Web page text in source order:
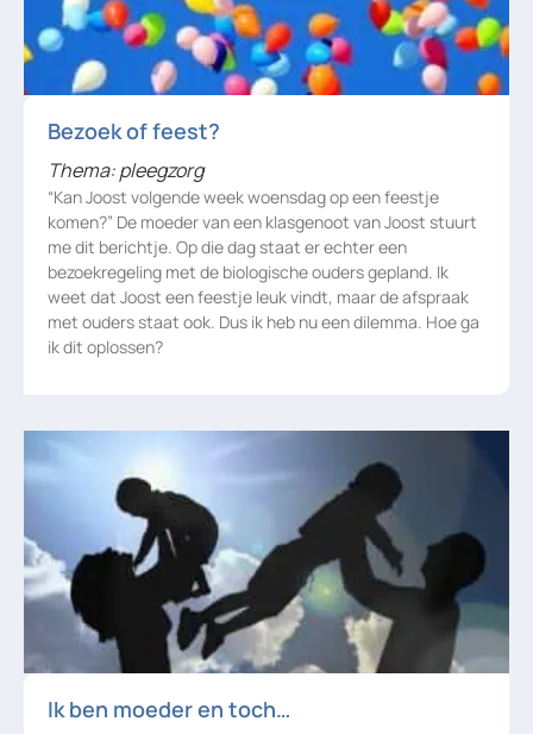
Bezoek of feest?
Thema: pleegzorg
“Kan Joost volgende week woensdag op een feestje
komen?” De moeder van een klasgenoot van Joost stuurt
me dit berichtje. Op die dag staat er echter een
bezoekregeling met de biologische ouders gepland. Ik
weet dat Joost een feestje leuk vindt, maar de afspraak
met ouders staat ook. Dus ik heb nu een dilemma. Hoe ga
ik dit oplossen?
Ik ben moeder en toch…